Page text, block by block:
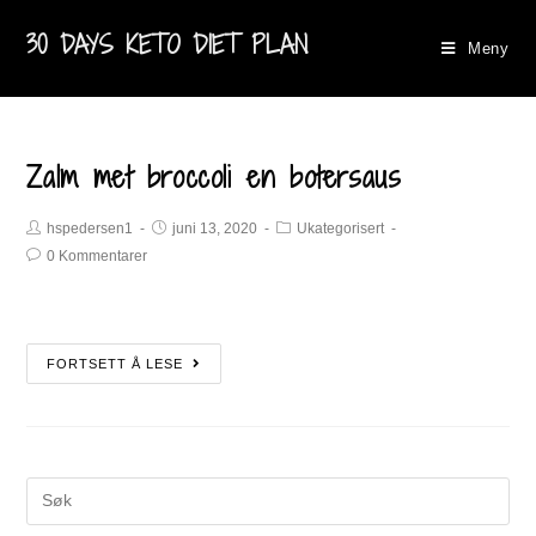
30 DAYS KETO DIET PLAN Meny
Zalm met broccoli en botersaus
hspedersen1 juni 13, 2020
Ukategorisert
0 Kommentarer
FORTSETT Å LESE